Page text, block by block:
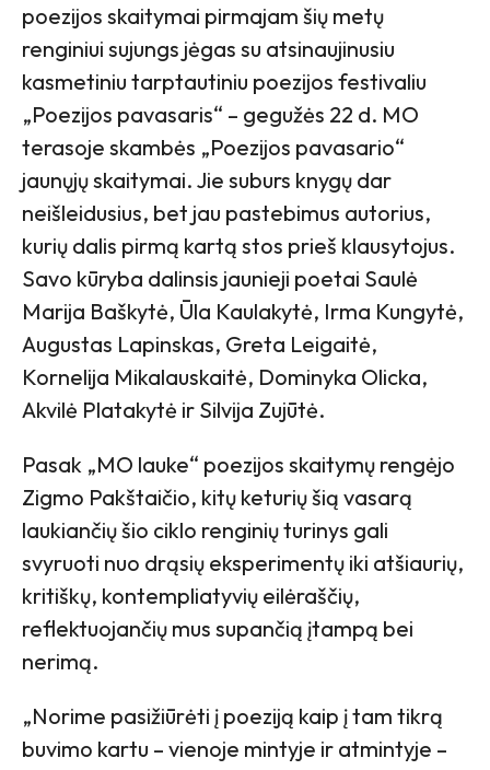
poezijos skaitymai pirmajam šių metų
renginiui sujungs jėgas su atsinaujinusiu
kasmetiniu tarptautiniu poezijos festivaliu
„Poezijos pavasaris“ – gegužės 22 d. MO
terasoje skambės „Poezijos pavasario“
jaunųjų skaitymai. Jie suburs knygų dar
neišleidusius, bet jau pastebimus autorius,
kurių dalis pirmą kartą stos prieš klausytojus.
Savo kūryba dalinsis jaunieji poetai Saulė
Marija Baškytė, Ūla Kaulakytė, Irma Kungytė,
Augustas Lapinskas, Greta Leigaitė,
Kornelija Mikalauskaitė, Dominyka Olicka,
Akvilė Platakytė ir Silvija Zujūtė.
Pasak „MO lauke“ poezijos skaitymų rengėjo
Zigmo Pakštaičio, kitų keturių šią vasarą
laukiančių šio ciklo renginių turinys gali
svyruoti nuo drąsių eksperimentų iki atšiaurių,
kritiškų, kontempliatyvių eilėraščių,
reflektuojančių mus supančią įtampą bei
nerimą.
„Norime pasižiūrėti į poeziją kaip į tam tikrą
buvimo kartu – vienoje mintyje ir atmintyje –